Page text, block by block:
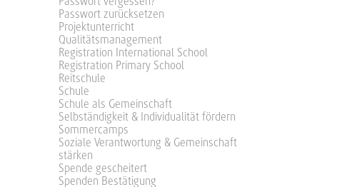
Passwort zurücksetzen
Projektunterricht
Qualitätsmanagement
Registration International School
Registration Primary School
Reitschule
Schule
Schule als Gemeinschaft
Selbständigkeit & Individualität fördern
Sommercamps
Soziale Verantwortung & Gemeinschaft
stärken
Spende gescheitert
Spenden Bestätigung